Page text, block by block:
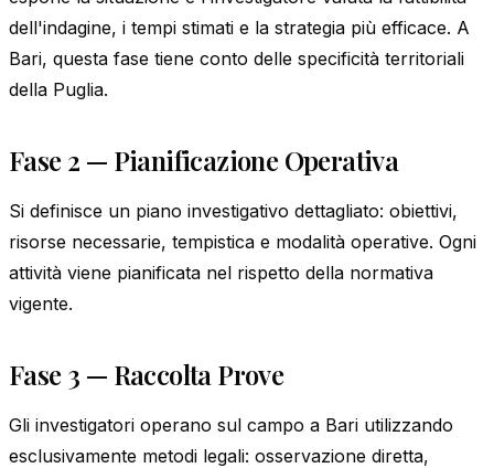
dell'indagine, i tempi stimati e la strategia più efficace. A
Bari, questa fase tiene conto delle specificità territoriali
della Puglia.
Fase 2 — Pianificazione Operativa
Si definisce un piano investigativo dettagliato: obiettivi,
risorse necessarie, tempistica e modalità operative. Ogni
attività viene pianificata nel rispetto della normativa
vigente.
Fase 3 — Raccolta Prove
Gli investigatori operano sul campo a Bari utilizzando
esclusivamente metodi legali: osservazione diretta,